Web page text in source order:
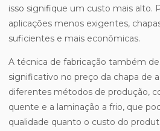
isso signifique um custo mais alto.
aplicações menos exigentes,
suficientes e mais econômicas.
A técnica de fabricação também
significativo no preço da chapa de
diferentes métodos de produção,
quente e a laminação a frio, que
qualidade quanto o custo do